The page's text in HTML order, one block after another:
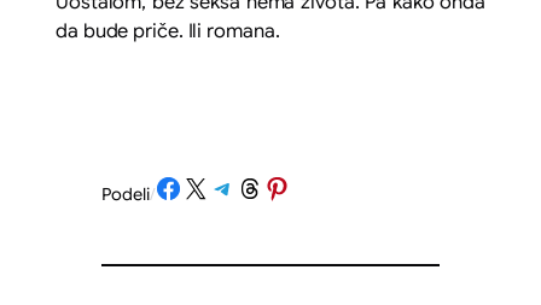
da bude priče. Ili romana.
Podeli/Share on Facebook
Share on X Share on Telegram
Share on Threads
Share on Pinterest